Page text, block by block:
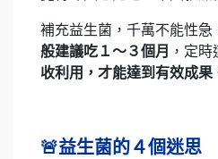
補充益生菌，千萬不能性急
般建議吃１～３個月 ，定
收利用，才能達到有效成果
🚨益生菌的４個迷思